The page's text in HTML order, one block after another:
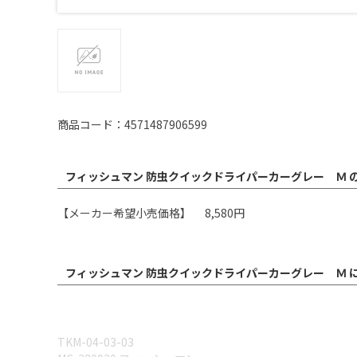
商品コード：4571487906599
フィッシュマン 防虫クイックドライパーカーグレー Ｍ
【メーカー希望小売価格】 8,580円
フィッシュマン 防虫クイックドライパーカーグレー Ｍ
TKM-04-03-03